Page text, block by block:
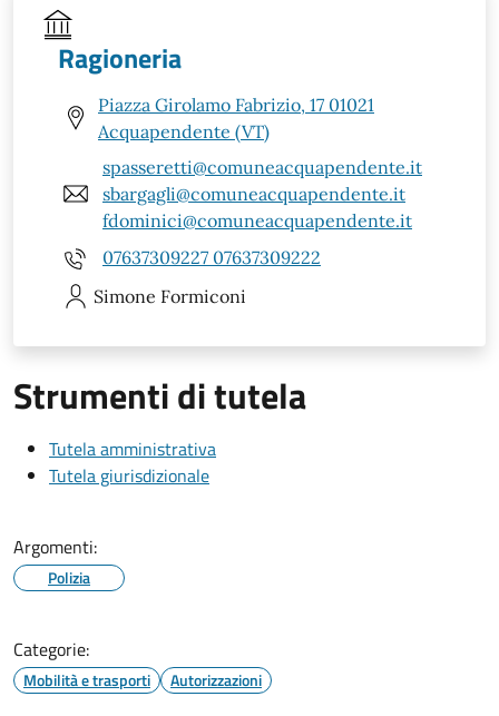
Ragioneria
Piazza Girolamo Fabrizio, 17 01021
Acquapendente (VT)
spasseretti@comuneacquapendente.it
sbargagli@comuneacquapendente.it
fdominici@comuneacquapendente.it
07637309227 07637309222
Simone Formiconi
Strumenti di tutela
Tutela amministrativa
Tutela giurisdizionale
Argomenti:
Polizia
Categorie:
Mobilità e trasporti Autorizzazioni